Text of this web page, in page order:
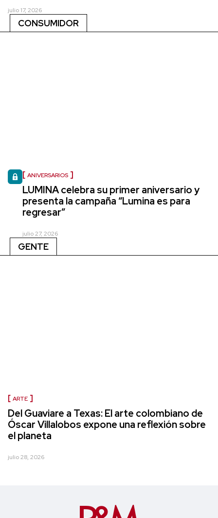
julio 17, 2026
CONSUMIDOR
ANIVERSARIOS
LUMINA celebra su primer aniversario y
presenta la campaña “Lumina es para
regresar”
julio 27, 2026
GENTE
ARTE
Del Guaviare a Texas: El arte colombiano de
Óscar Villalobos expone una reflexión sobre
el planeta
julio 28, 2026